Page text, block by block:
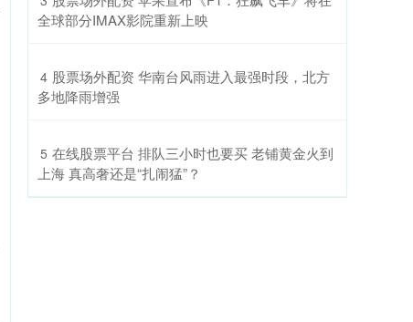
全球部分IMAX影院重新上映
4 ​股票场外配资 华南台风雨进入最强时段，北方
多地降雨增强
5 ​在线股票平台 排队三小时也要买 老铺黄金火到
上海 真高奢还是“扎闹猛”？